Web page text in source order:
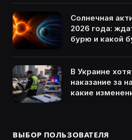
Солнечная
2026 года:
бурю и какой
В Украине
наказание за
какие
ВЫБОР ПОЛЬЗОВАТЕЛЯ